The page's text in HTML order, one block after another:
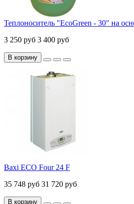
Теплоноситель "EcoGreen - 30" на
3 250 руб 3 400 руб
В корзину
Baxi ECO Four 24 F
35 748 руб 31 720 руб
В корзину